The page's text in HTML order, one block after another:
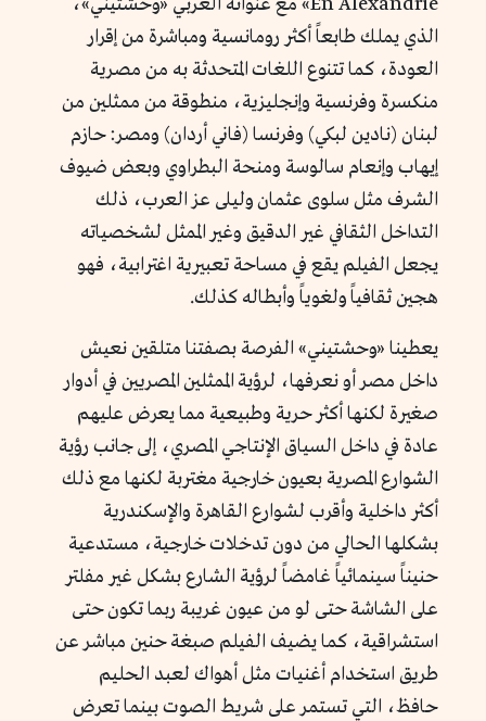
الذي يملك طابعاً أكثر رومانسية ومباشرة من إقرار
العودة، كما تتنوع اللغات المتحدثة به من مصرية
منكسرة وفرنسية وإنجليزية، منطوقة من ممثلين من
لبنان (نادين لبكي) وفرنسا (فاني أردان) ومصر: حازم
إيهاب وإنعام سالوسة ومنحة البطراوي وبعض ضيوف
الشرف مثل سلوى عثمان وليلى عز العرب، ذلك
التداخل الثقافي غير الدقيق وغير الممثل لشخصياته
يجعل الفيلم يقع في مساحة تعبيرية اغترابية، فهو
هجين ثقافياً ولغوياً وأبطاله كذلك.
يعطينا «وحشتيني» الفرصة بصفتنا متلقين نعيش
داخل مصر أو نعرفها، لرؤية الممثلين المصريين في أدوار
صغيرة لكنها أكثر حرية وطبيعية مما يعرض عليهم
عادة في داخل السياق الإنتاجي المصري، إلى جانب رؤية
الشوارع المصرية بعيون خارجية مغتربة لكنها مع ذلك
أكثر داخلية وأقرب لشوارع القاهرة والإسكندرية
بشكلها الحالي من دون تدخلات خارجية، مستدعية
حنيناً سينمائياً غامضاً لرؤية الشارع بشكل غير مفلتر
على الشاشة حتى لو من عيون غريبة ربما تكون حتى
استشراقية، كما يضيف الفيلم صبغة حنين مباشر عن
طريق استخدام أغنيات مثل أهواك لعبد الحليم
حافظ، التي تستمر على شريط الصوت بينما تعرض